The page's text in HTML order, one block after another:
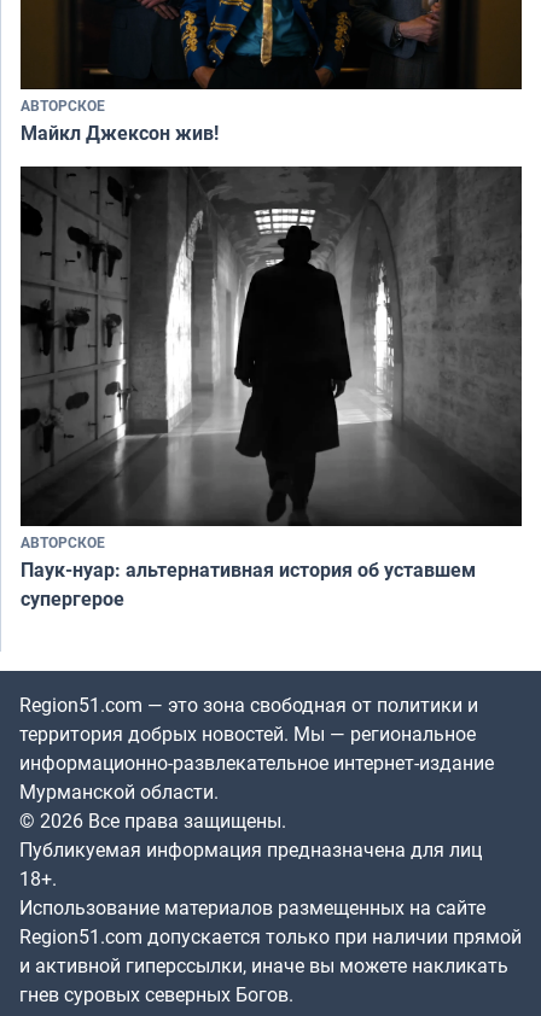
АВТОРСКОЕ
Майкл Джексон жив!
АВТОРСКОЕ
Паук-нуар: альтернативная история об уставшем
супергерое
Region51.com — это зона свободная от политики и
территория добрых новостей. Мы — региональное
информационно-развлекательное интернет-издание
Мурманской области.
© 2026 Все права защищены.
Публикуемая информация предназначена для лиц
18+.
Использование материалов размещенных на сайте
Region51.com допускается только при наличии прямой
и активной гиперссылки, иначе вы можете накликать
гнев суровых северных Богов.